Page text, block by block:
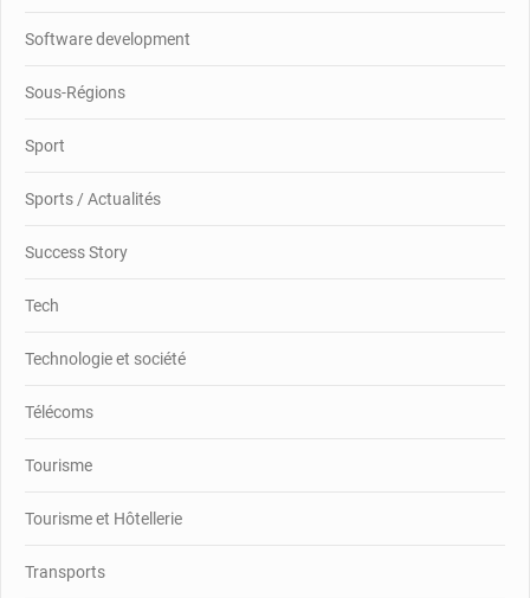
Software development
Sous-Régions
Sport
Sports / Actualités
Success Story
Tech
Technologie et société
Télécoms
Tourisme
Tourisme et Hôtellerie
Transports